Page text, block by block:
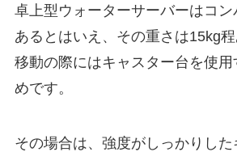
卓上型ウォーターサーバーはコ
あるとはいえ、 その重さは15kg程
移動の際にはキャスター台を使
めです。
その場合は、強度がしっかりし